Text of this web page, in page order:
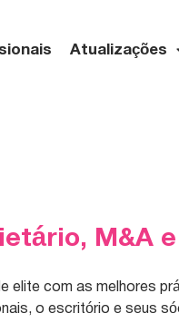
Atualizações
M&A
elite com as melhores
o escritório e seus